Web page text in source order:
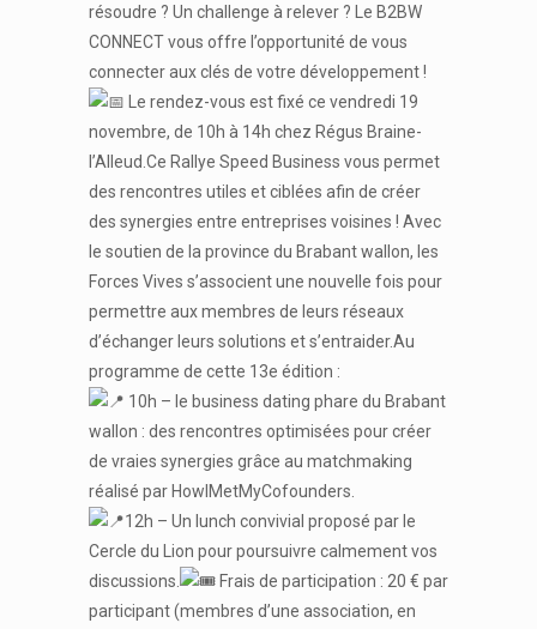
résoudre ? Un challenge à relever ? Le B2BW
CONNECT vous offre l’opportunité de vous
connecter aux clés de votre développement !
Le rendez-vous est fixé ce vendredi 19
novembre, de 10h à 14h chez Régus Braine-
l’Alleud.Ce Rallye Speed Business vous permet
des rencontres utiles et ciblées afin de créer
des synergies entre entreprises voisines ! Avec
le soutien de la province du Brabant wallon, les
Forces Vives s’associent une nouvelle fois pour
permettre aux membres de leurs réseaux
d’échanger leurs solutions et s’entraider.Au
programme de cette 13e édition :
10h – le business dating phare du Brabant
wallon : des rencontres optimisées pour créer
de vraies synergies grâce au matchmaking
réalisé par HowIMetMyCofounders.
12h – Un lunch convivial proposé par le
Cercle du Lion pour poursuivre calmement vos
discussions.
Frais de participation : 20 € par
participant (membres d’une association, en